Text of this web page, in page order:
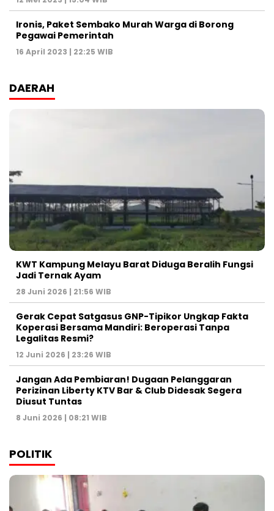
Ironis, Paket Sembako Murah Warga di Borong
Pegawai Pemerintah
16 April 2023 | 22:25 WIB
DAERAH
KWT Kampung Melayu Barat Diduga Beralih Fungsi
Jadi Ternak Ayam
28 Juni 2026 | 21:56 WIB
Gerak Cepat Satgasus GNP-Tipikor Ungkap Fakta
Koperasi Bersama Mandiri: Beroperasi Tanpa
Legalitas Resmi?
12 Juni 2026 | 23:26 WIB
Jangan Ada Pembiaran! Dugaan Pelanggaran
Perizinan Liberty KTV Bar & Club Didesak Segera
Diusut Tuntas
8 Juni 2026 | 08:21 WIB
POLITIK